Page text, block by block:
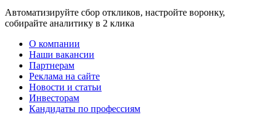
Автоматизируйте сбор откликов, настройте воронку,
собирайте аналитику в 2 клика
О компании
Наши вакансии
Партнерам
Реклама на сайте
Новости и статьи
Инвесторам
Кандидаты по профессиям